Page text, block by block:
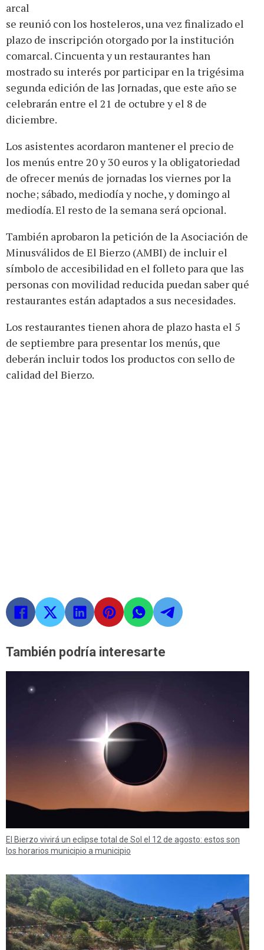
arcal
se reunió con los hosteleros, una vez finalizado el
plazo de inscripción otorgado por la institución
comarcal. Cincuenta y un restaurantes han
mostrado su interés por participar en la trigésima
segunda edición de las Jornadas, que este año se
celebrarán entre el 21 de octubre y el 8 de
diciembre.
Los asistentes acordaron mantener el precio de
los menús entre 20 y 30 euros y la obligatoriedad
de ofrecer menús de jornadas los viernes por la
noche; sábado, mediodía y noche, y domingo al
mediodía. El resto de la semana será opcional.
También aprobaron la petición de la Asociación de
Minusválidos de El Bierzo (AMBI) de incluir el
símbolo de accesibilidad en el folleto para que las
personas con movilidad reducida puedan saber qué
restaurantes están adaptados a sus necesidades.
Los restaurantes tienen ahora de plazo hasta el 5
de septiembre para presentar los menús, que
deberán incluir todos los productos con sello de
calidad del Bierzo.
También podría interesarte
El Bierzo vivirá un eclipse total de Sol el 12 de agosto: estos son
los horarios municipio a municipio